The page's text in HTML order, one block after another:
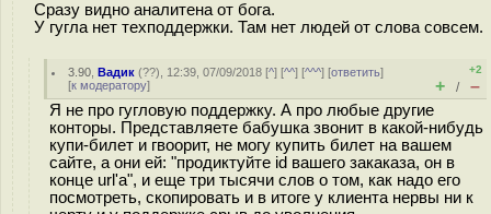
Сразу видно аналитена от бога.
У гугла нет техподдержки. Там нет людей от слова совсем.
3.90 ,Вадик (??), 12:39, 07/09/2018 [^] [^^] [^^^] [ответить]
[к модератору]
+2
+ / –
Я не про гугловую поддержку. А про любые другие
конторы. Представляете бабушка звонит в какой-нибудь
купи-билет и гвоорит, не могу купить билет на вашем
сайте, а они ей: "продиктуйте id вашего закаказа, он в
конце url'а", и еще три тысячи слов о том, как надо его
посмотреть, скопировать и в итоге у клиента нервы ни к